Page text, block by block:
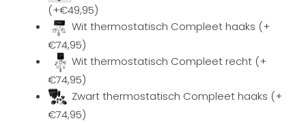
(+€49,95)
Wit thermostatisch Compleet haaks (+
€74,95)
Wit thermostatisch Compleet recht (+
€74,95)
Zwart thermostatisch Compleet haaks (+
€74,95)